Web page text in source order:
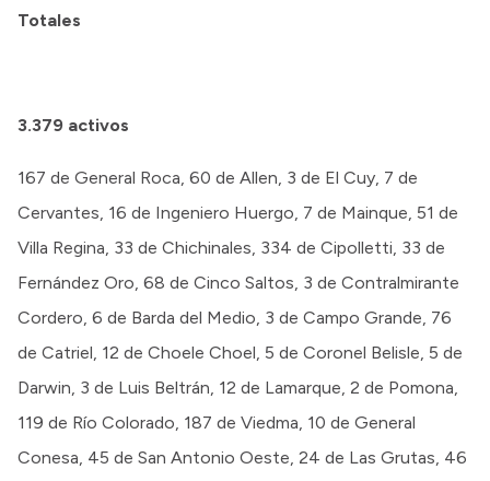
Totales
3.379 activos
167 de General Roca, 60 de Allen, 3 de El Cuy, 7 de
Cervantes, 16 de Ingeniero Huergo, 7 de Mainque, 51 de
Villa Regina, 33 de Chichinales, 334 de Cipolletti, 33 de
Fernández Oro, 68 de Cinco Saltos, 3 de Contralmirante
Cordero, 6 de Barda del Medio, 3 de Campo Grande, 76
de Catriel, 12 de Choele Choel, 5 de Coronel Belisle, 5 de
Darwin, 3 de Luis Beltrán, 12 de Lamarque, 2 de Pomona,
119 de Río Colorado, 187 de Viedma, 10 de General
Conesa, 45 de San Antonio Oeste, 24 de Las Grutas, 46